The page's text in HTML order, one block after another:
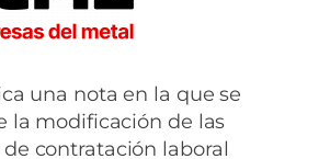
una nota en la que se
la modificación de las
contratación laboral